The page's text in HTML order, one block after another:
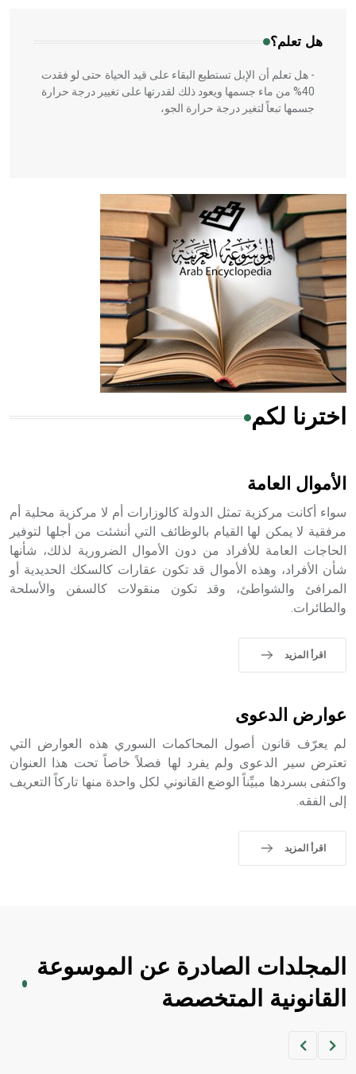
هل تعلم؟
- هل تعلم أن الإبل تستطيع البقاء على قيد الحياة حتى لو فقدت
40% من ماء جسمها ويعود ذلك لقدرتها على تغيير درجة حرارة
جسمها تبعاً لتغير درجة حرارة الجو،
- هل تعلم أن أبقراط كتب في الطب أربعة مؤلفات هي:
الحكم، الأدلة، تنظيم التغذية، ورسالته في جروح الرأس. ويعود
له الفضل بأنه حرر الطب من الدين والفلسفة.
- هل تعلم أن المرجان إفراز حيواني يتكون في البحر ويتركب
من مادة كربونات الكلسيوم، وهو أحمر أو شديد الحمرة وهو
أجود أنواعه، ويمتاز بكبر الحجم ويسمى الش
هل تعلم أن الأبسيد كلمة فرنسية اللفظ تم اعتمادها مصطلحاً
- هل تعلم أن أبجر Abgar اسم معروف جيداً يعود إلى عدد من
الملوك الذين حكموا مدينة إديسا (الرها) من أبجر الأول وحتى
التاسع، وهم ينتسبون إلى أسرة أوسروين
حيث تقتصر القيمة الصوتية للعلامة الك
اخترنا لكم
الأموال العامة
سواء أكانت مركزية تمثل الدولة كالوزارات أم لا مركزية محلية أم
مرفقية لا يمكن لها القيام بالوظائف التي أنشئت من أجلها لتوفير
الحاجات العامة للأفراد من دون الأموال الضرورية لذلك، شأنها
شأن الأفراد، وهذه الأموال قد تكون عقارات كالسكك الحديدية أو
المرافئ والشواطئ، وقد تكون منقولات كالسفن والأسلحة
والطائرات.
اقرأ المزيد
عوارض الدعوى
لم يعرّف قانون أصول المحاكمات السوري هذه العوارض التي
تعترض سير الدعوى ولم يفرد لها فصلاً خاصاً تحت هذا العنوان
واكتفى بسردها مبيِّناً الوضع القانوني لكل واحدة منها تاركاً التعريف
إلى الفقه.
اقرأ المزيد
المجلدات الصادرة عن الموسوعة
القانونية المتخصصة